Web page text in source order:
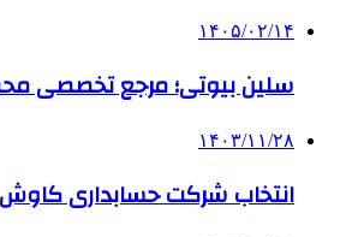
۱۴۰۵/۰۲/۱۴
سلین بیوتی؛ مرجع تخصصی
۱۴۰۳/۱۱/۲۸
انتخاب شرکت حسابداری کاوش